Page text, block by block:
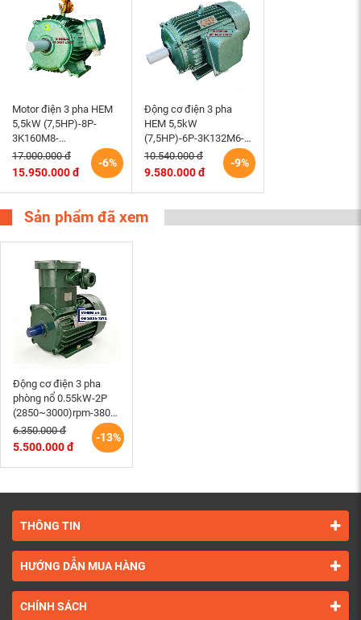
Motor điện 3 pha HEM
5,5kW (7,5HP)-8P-
3K160M8-
220/380/660V-B3 tốc
độ 730 (750)r/min
động cơ điện cơ Hem
Vihem
-6%
17.000.000 đ
15.950.000 đ
Động cơ điện 3 pha
HEM 5,5kW
(7,5HP)-6P-3K132M6-
220/380V tốc độ 980 –
1000 r/min điện cơ -9%
10.540.000 đ
9.580.000 đ
Sản phẩm đã xem
Động cơ điện 3 pha
phòng nổ 0.55kW-2P
(2850~3000)rpm-380V-
(3PN80-2)-điện cơ
HEM VIHEM
-13%
6.350.000 đ
5.500.000 đ
THÔNG TIN
HƯỚNG DẪN MUA HÀNG
CHÍNH SÁCH